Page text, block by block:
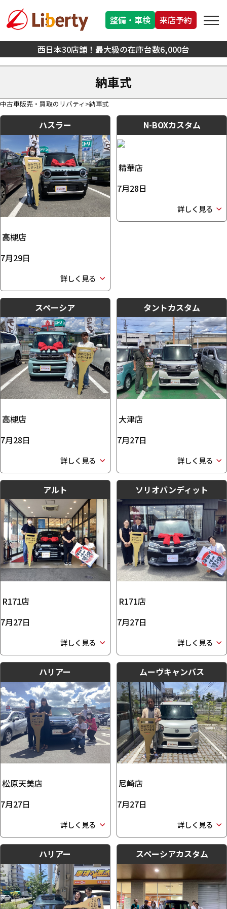
西日本30店舗！最大級の在庫台数6,000台
整備・車検 来店予約
納車式
中古車販売・買取のリバティ 納車式
ハスラー
高槻店
7月29日
詳しく見る
N-BOXカスタム
精華店
7月28日
詳しく見る
スペーシア
高槻店
7月28日
詳しく見る
タントカスタム
大津店
7月27日
詳しく見る
アルト
R171店
7月27日
詳しく見る
ソリオバンディット
R171店
7月27日
詳しく見る
ハリアー
松原天美店
7月27日
詳しく見る
ムーヴキャンバス
尼崎店
7月27日
詳しく見る
ハリアー スペーシアカスタム